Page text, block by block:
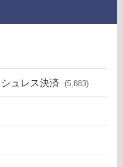
ュレス決済 (5,883)